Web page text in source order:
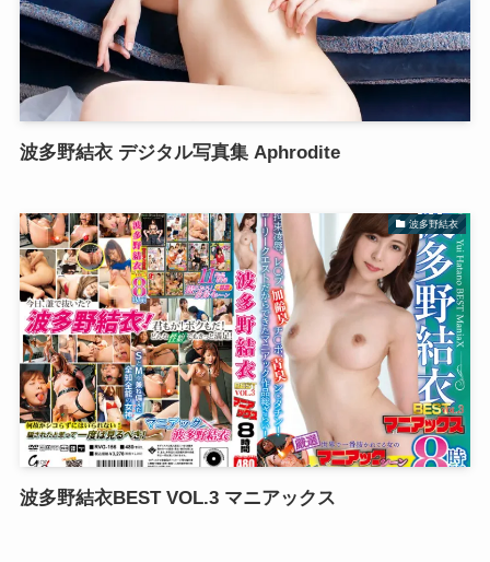
波多野結衣 デジタル写真集 Aphrodite
波多野結衣
波多野結衣BEST VOL.3 マニアックス